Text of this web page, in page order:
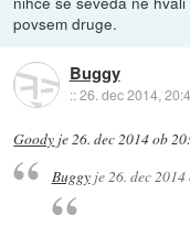
povsem druge.
Buggy
::26. dec 2014,
Goody je26. dec 2014 ob
Buggyje 26. dec